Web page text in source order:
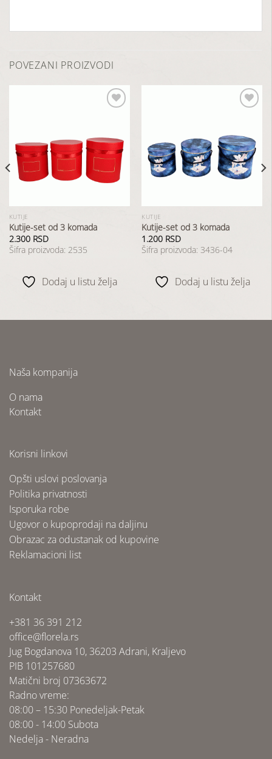
POVEZANI PROIZVODI
Dodaj
u
listu
želja
KUTIJE
Kutije-set od 3 komada
2.300 RSD
Šifra proizvoda: 2535
Dodaj u listu želja
Dodaj
u
listu
želja
KUTIJE
Kutije-set od 3 komada
1.200 RSD
Šifra proizvoda: 3436-04
Dodaj u listu želja
Naša kompanija
O nama
Kontakt
Korisni linkovi
Opšti uslovi poslovanja
Politika privatnosti
Isporuka robe
Ugovor o kupoprodaji na daljinu
Obrazac za odustanak od kupovine
Reklamacioni list
Kontakt
+381 36 391 212
office@florela.rs
Jug Bogdanova 10, 36203 Adrani, Kraljevo
PIB 101257680
Matični broj 07363672
Radno vreme:
08:00 – 15:30 Ponedeljak-Petak
08:00 - 14:00 Subota
Nedelja - Neradna